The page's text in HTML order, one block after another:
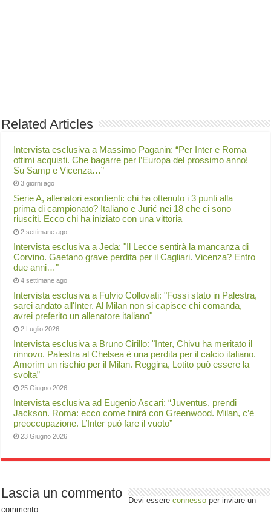
Related Articles
Intervista esclusiva a Massimo Paganin: “Per Inter e Roma
ottimi acquisti. Che bagarre per l’Europa del prossimo anno!
Su Samp e Vicenza…”
3 giorni ago
Serie A, allenatori esordienti: chi ha ottenuto i 3 punti alla
prima di campionato? Italiano e Jurić nei 18 che ci sono
riusciti. Ecco chi ha iniziato con una vittoria
2 settimane ago
Intervista esclusiva a Jeda: "Il Lecce sentirà la mancanza di
Corvino. Gaetano grave perdita per il Cagliari. Vicenza? Entro
due anni…"
4 settimane ago
Intervista esclusiva a Fulvio Collovati: "Fossi stato in Palestra,
sarei andato all'Inter. Al Milan non si capisce chi comanda,
avrei preferito un allenatore italiano"
2 Luglio 2026
Intervista esclusiva a Bruno Cirillo: "Inter, Chivu ha meritato il
rinnovo. Palestra al Chelsea è una perdita per il calcio italiano.
Amorim un rischio per il Milan. Reggina, Lotito può essere la
svolta”
25 Giugno 2026
Intervista esclusiva ad Eugenio Ascari: “Juventus, prendi
Jackson. Roma: ecco come finirà con Greenwood. Milan, c’è
preoccupazione. L’Inter può fare il vuoto”
23 Giugno 2026
Lascia un commento Devi essereconnesso per inviare un
commento.